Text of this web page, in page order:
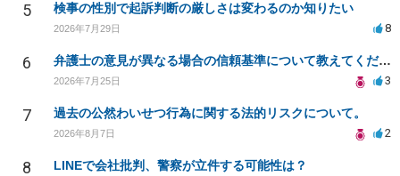
5 検事の性別で起訴判断の厳しさは変わるのか知りたい
2026年7月29日 8
6 弁護士の意見が異なる場合の信頼基準について教えてください
2026年7月25日 3
7 過去の公然わいせつ行為に関する法的リスクについて。
2026年8月7日 2
8 LINEで会社批判、警察が立件する可能性は？